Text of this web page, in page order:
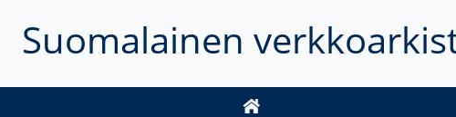
Suomalainen